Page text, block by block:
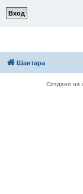
Шантара
Создано на